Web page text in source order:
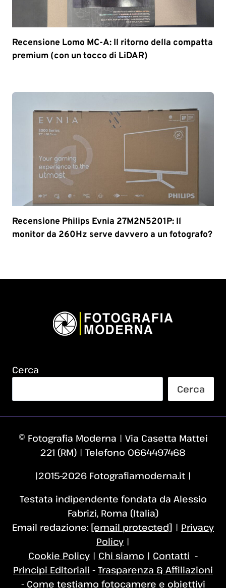
Recensione Lomo MC-A: Il ritorno della compatta
premium (con un tocco di LiDAR)
Recensione Philips Evnia 27M2N5201P: Il
monitor da 260Hz serve davvero a un fotografo?
Cerca
Cerca
© Fotografia Moderna | Via Casetta Mattei
221 (RM) | Telefono 0664497468
|2015–2026 Fotografiamoderna.it |
Testata indipendente fondata da Alessio
Fabrizi, Roma (Italia)
Email redazione: [email protected] | Privacy
Policy |
Cookie Policy | Chi siamo | Contatti -
Principi Editoriali - Trasparenza & Affiliazioni
- Come testiamo fotocamere e obiettivi